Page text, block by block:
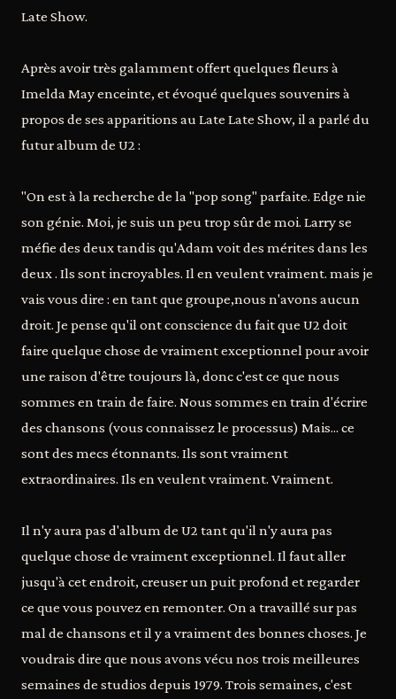
Late Show.
Après avoir très galamment offert quelques fleurs à
Imelda May enceinte, et évoqué quelques souvenirs à
propos de ses apparitions au Late Late Show, il a parlé du
futur album de U2 :
"On est à la recherche de la "pop song" parfaite. Edge nie
son génie. Moi, je suis un peu trop sûr de moi. Larry se
méfie des deux tandis qu'Adam voit des mérites dans les
deux . Ils sont incroyables. Il en veulent vraiment. mais je
vais vous dire : en tant que groupe,nous n'avons aucun
droit. Je pense qu'il ont conscience du fait que U2 doit
faire quelque chose de vraiment exceptionnel pour avoir
une raison d'être toujours là, donc c'est ce que nous
sommes en train de faire. Nous sommes en train d'écrire
des chansons (vous connaissez le processus) Mais... ce
sont des mecs étonnants. Ils sont vraiment
extraordinaires. Ils en veulent vraiment. Vraiment.
Il n'y aura pas d'album de U2 tant qu'il n'y aura pas
quelque chose de vraiment exceptionnel. Il faut aller
jusqu'à cet endroit, creuser un puit profond et regarder
ce que vous pouvez en remonter. On a travaillé sur pas
mal de chansons et il y a vraiment des bonnes choses. Je
voudrais dire que nous avons vécu nos trois meilleures
semaines de studios depuis 1979. Trois semaines, c'est